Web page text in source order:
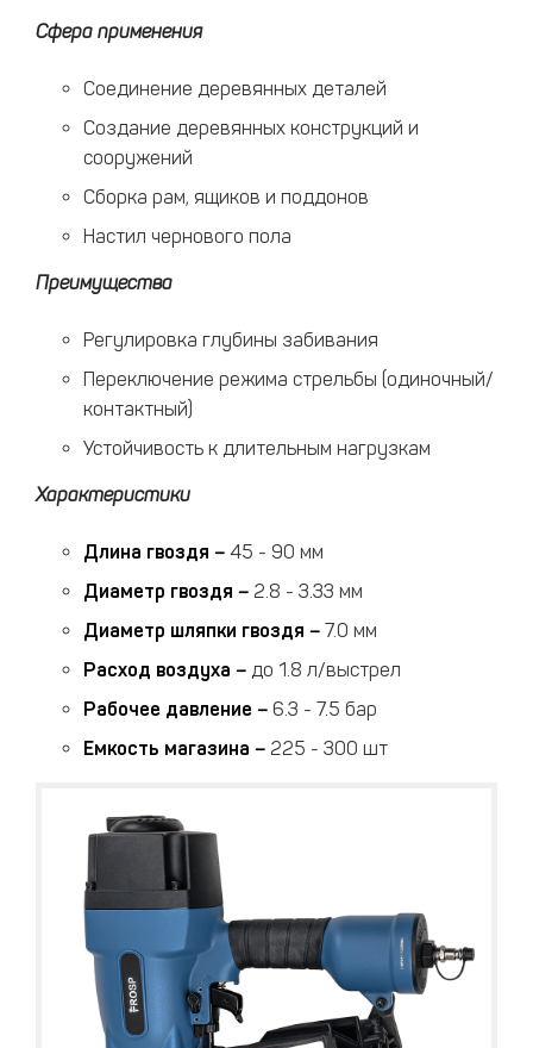
Сфера применения
Соединение деревянных деталей
Создание деревянных конструкций и
сооружений
Сборка рам, ящиков и поддонов
Настил чернового пола
Преимущества
Регулировка глубины забивания
Переключение режима стрельбы (одиночный/
контактный)
Устойчивость к длительным нагрузкам
Характеристики
Длина гвоздя – 45 - 90 мм
Диаметр гвоздя – 2.8 - 3.33 мм
Диаметр шляпки гвоздя – 7.0 мм
Расход воздуха – до 1.8 л/выстрел
Рабочее давление – 6.3 - 7.5 бар
Емкость магазина – 225 - 300 шт